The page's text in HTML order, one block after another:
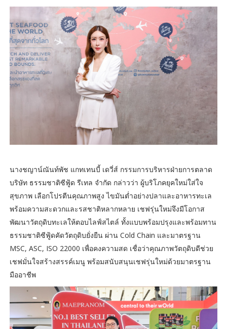
นางชญาน์ณันท์พัช แกทเทนบี้ เดวี่ส์ กรรมการบริหารฝ่ายการตลาด
บริษัท ธรรมชาติซีฟู้ด รีเทล จำกัด กล่าวว่า ผู้บริโภคยุคใหม่ใส่ใจ
สุขภาพ เลือกโปรตีนคุณภาพสูง ไขมันต่ำอย่างปลาและอาหารทะเล
พร้อมความสะดวกและรสชาติหลากหลาย เชฟรุ่นใหม่จึงมีโอกาส
พัฒนาวัตถุดิบทะเลให้ตอบไลฟ์สไตล์ ทั้งแบบพร้อมปรุงและพร้อมทาน
ธรรมชาติซีฟู้ดคัดวัตถุดิบยั่งยืน ผ่าน Cold Chain และมาตรฐาน
MSC, ASC, ISO 22000 เพื่อคงความสด เชื่อว่าคุณภาพวัตถุดิบดีช่วย
เชฟมั่นใจสร้างสรรค์เมนู พร้อมสนับสนุนเชฟรุ่นใหม่ด้วยมาตรฐาน
มืออาชีพ